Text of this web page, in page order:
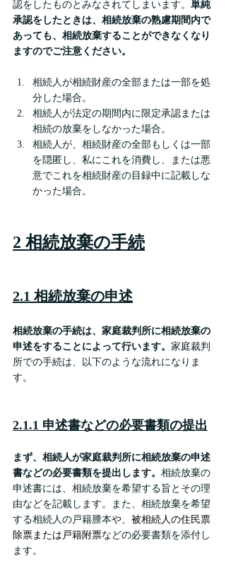
認をしたものとみなされてしまいます。 単純
承認をしたときは、相続放棄の熟慮期間内で
あっても、相続放棄することができなくなり
ますのでご注意ください。
相続人が相続財産の全部または一部を処
分した場合。
相続人が法定の期間内に限定承認または
相続の放棄をしなかった場合。
相続人が、相続財産の全部もしくは一部
を隠匿し、私にこれを消費し、または悪
意でこれを相続財産の目録中に記載しな
かった場合。
2 相続放棄の手続
2.1 相続放棄の申述
相続放棄の手続は、家庭裁判所に相続放棄の
申述をすることによって行います。 家庭裁判
所での手続は、以下のような流れになりま
す。
2.1.1 申述書などの必要書類の提出
まず、相続人が家庭裁判所に相続放棄の申述
書などの必要書類を提出します。 相続放棄の
申述書には、相続放棄を希望する旨とその理
由などを記載します。また、相続放棄を希望
する相続人の戸籍謄本や、 被相続人の住民票
除票または戸籍附票などの必要書類を添付し
ます。